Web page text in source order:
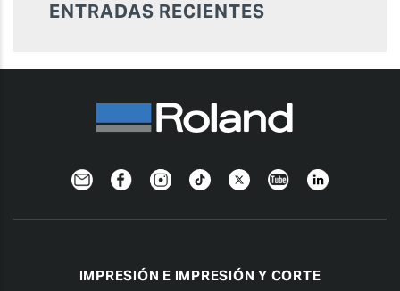
ENTRADAS RECIENTES
NewsletterFacebookInstagramTikTokTwitterYouTubeLinkedin
IMPRESIÓN E IMPRESIÓN Y CORTE